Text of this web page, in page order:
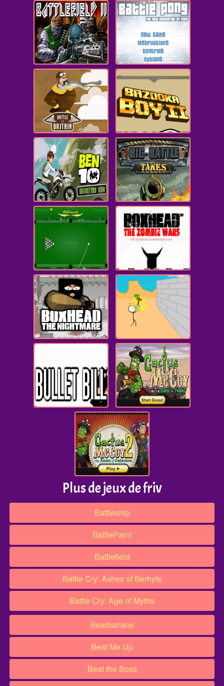
Plus de jeux de friv
Battleship
BattlePaint
Battlefield
Battle Cry: Ashes of Berhyte
Battle Cry: Age of Myths
Bearbarians
Beat Me Up
Beat the Boss